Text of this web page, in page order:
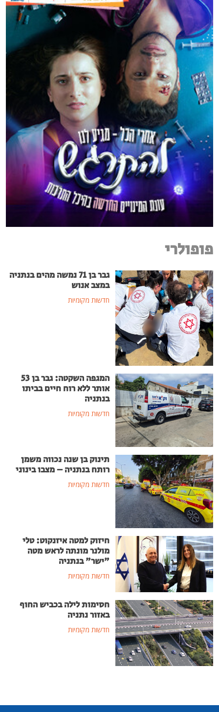
פופולרי
גבר בן 71 נמשה מהים בנתניה
במצב אנוש
חדשות מקומיות
המגפה השקטה: גבר בן 53
אותר ללא רוח חיים בביתו
בנתניה
חדשות מקומיות
תינוק בן שנה נכווה משמן
רותח בנתניה – מצבו בינוני
חדשות מקומיות
חיזוק למטה איזנקוט: טלי
מולנר מונתה לראש מטה
"ישר" בנתניה
חדשות מקומיות
חסימות לילה בכביש החוף
באזור נתניה
חדשות מקומיות